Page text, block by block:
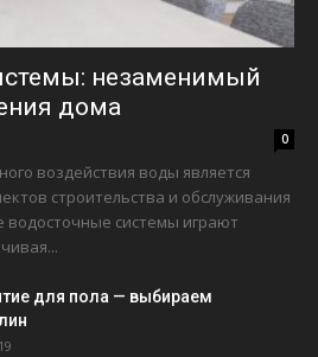
незаменимый
дома
0
воздействия воды является
строительства и обслуживания
водосточные системы играют
для пола — выбираем